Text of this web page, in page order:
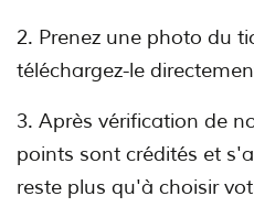
2. Prenez une photo du
téléchargez-le
3. Après vérification de
points sont crédités et
reste plus qu'à choisir